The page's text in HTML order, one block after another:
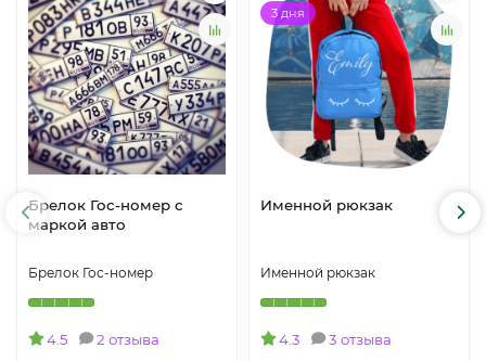
Брелок Гос-номер с
маркой авто
Брелок Гос-номер
4.5 2 отзыва
3 дня
Именной рюкзак
Именной рюкзак
4.3 3 отзыва